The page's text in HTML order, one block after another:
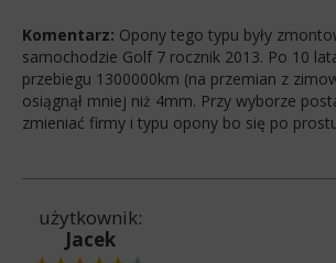
Komentarz: Opony tego typu były
samochodzie Golf 7 rocznik 2013. Po 10
przebiegu 1300000km (na przemian z
osiągnął mniej niż 4mm. Przy wyborze
zmieniać firmy i typu opony bo się po
użytkownik:
Jacek